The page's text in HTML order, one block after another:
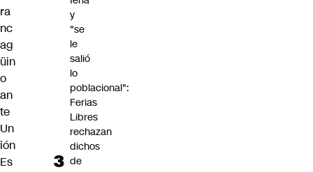
ra
nc
ag
üin
o
an
te
Un
ión
Es
y
"se
le
salió
lo
poblacional":
Ferias
Libres
rechazan
dichos
de